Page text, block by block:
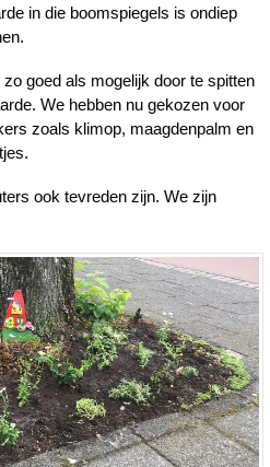
in die boomspiegels is ondiep
goed als mogelijk door te spitten
We hebben nu gekozen voor
zoals klimop, maagdenpalm en
ook tevreden zijn. We zijn